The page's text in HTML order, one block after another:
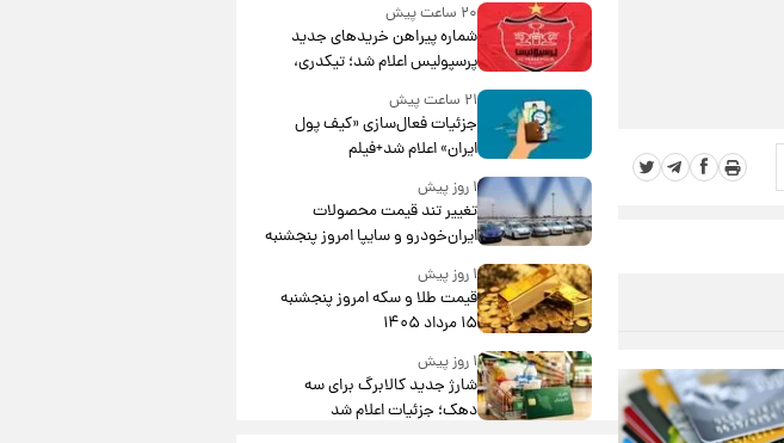
۲۰ ساعت پیش
شماره پیراهن خریدهای جدید
پرسپولیس اعلام شد؛ تیکدری،
محبی و سرگیف با اعداد ویژه
۲۱ ساعت پیش
جزئیات فعال‌سازی «کیف پول
ایران» اعلام شد+فیلم
۱ روز پیش
تغییر تند قیمت محصولات
ایران‌خودرو و سایپا امروز پنجشنبه
۱۵ مرداد ۱۴۰۵ +جدول
۱ روز پیش
قیمت طلا و سکه امروز پنجشنبه
۱۵ مرداد ۱۴۰۵
۱ روز پیش
شارژ جدید کالابرگ برای سه
دهک؛ جزئیات اعلام شد